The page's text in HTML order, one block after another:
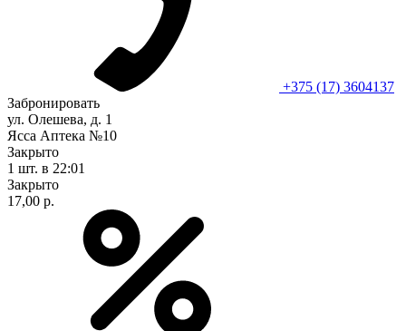
+375 (17) 3604137
Забронировать
ул. Олешева, д. 1
Ясса Аптека №10
Закрыто
1 шт. в 22:01
Закрыто
17,00 р.